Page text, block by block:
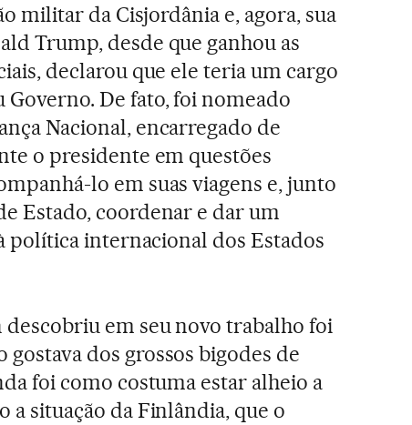
militar da Cisjordânia e, agora, sua
Trump, desde que ganhou as
declarou que ele teria um cargo
De fato, foi nomeado
Nacional, encarregado de
o presidente em questões
lo em suas viagens e, junto
Estado, coordenar e dar um
política internacional dos Estados
em seu novo trabalho foi
dos grossos bigodes de
foi como costuma estar alheio a
a situação da Finlândia, que o